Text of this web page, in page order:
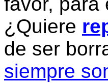
¿Quiere
de ser
siempre